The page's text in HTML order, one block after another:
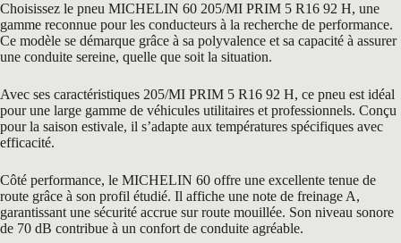
Choisissez le pneu MICHELIN 60 205/MI PRIM 5 R16 92 H, une
gamme reconnue pour les conducteurs à la recherche de performance.
Ce modèle se démarque grâce à sa polyvalence et sa capacité à assurer
une conduite sereine, quelle que soit la situation.
Avec ses caractéristiques 205/MI PRIM 5 R16 92 H, ce pneu est idéal
pour une large gamme de véhicules utilitaires et professionnels. Conçu
pour la saison estivale, il s’adapte aux températures spécifiques avec
efficacité.
Côté performance, le MICHELIN 60 offre une excellente tenue de
route grâce à son profil étudié. Il affiche une note de freinage A,
garantissant une sécurité accrue sur route mouillée. Son niveau sonore
de 70 dB contribue à un confort de conduite agréable.